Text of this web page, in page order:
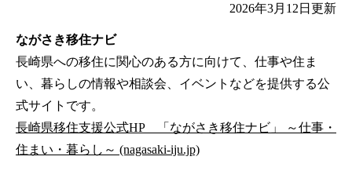
2026年3月12日 更新
ながさき移住ナビ
長崎県への移住に関心のある方に向けて、仕事や住ま
い、暮らしの情報や相談会、イベントなどを提供する公
式サイトです。
長崎県移住支援公式HP 「ながさき移住ナビ」 ～仕事・
住まい・暮らし～ (nagasaki-iju.jp)